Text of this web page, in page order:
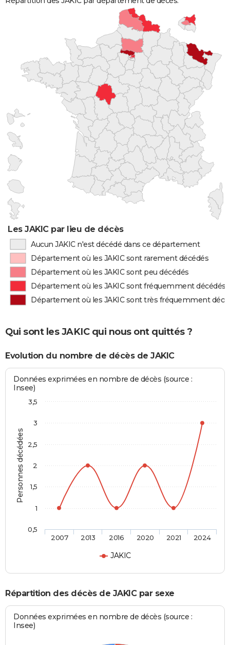
Les JAKIC par lieu de décès
Aucun JAKIC n'est décédé dans ce département
Département où les JAKIC sont rarement décédés
Département où les JAKIC sont peu décédés
Département où les JAKIC sont fréquemment décédés
Département où les JAKIC sont très fréquemment
Qui sont les JAKIC qui nous ont quittés ?
Evolution du nombre de décès de JAKIC
Personnes décédées
Données exprimées en nombre de décès (source :
Insee)
JAKIC
2007 2013 2016 2020 2021 2024
0,5
1
1,5
2
2,5
3
3,5
Répartition des décès de JAKIC par sexe
Données exprimées en nombre de décès (source :
Insee)